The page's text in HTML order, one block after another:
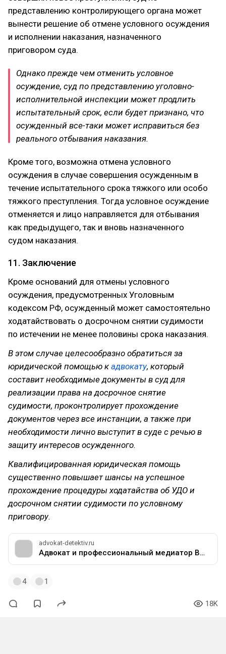
представлению контролирующего органа может
вынести решение об отмене условного осуждения
и исполнении наказания, назначенного
приговором суда.
Однако прежде чем отменить условное
осуждение, суд по представлению уголовно-
исполнительной инспекции может продлить
испытательный срок, если будет признано, что
осужденный все-таки может исправиться без
реального отбывания наказания.
Кроме того, возможна отмена условного
осуждения в случае совершения осужденным в
течение испытательного срока тяжкого или особо
тяжкого преступления. Тогда условное осуждение
отменяется и лицо направляется для отбывания
как предыдущего, так и вновь назначенного
судом наказания.
11. Заключение
Кроме оснований для отмены условного
осуждения, предусмотренных Уголовным
кодексом РФ, осужденный может самостоятельно
ходатайствовать о досрочном снятии судимости
по истечении не менее половины срока наказания.
В этом случае целесообразно обратиться за
юридической помощью к адвокату, который
составит необходимые документы в суд для
реализации права на досрочное снятие
судимости, проконтролирует прохождение
документов через все инстанции, а также при
необходимости лично выступит в суде с речью в
защиту интересов осужденного.
Квалифицированная юридическая помощь
существенно повышает шансы на успешное
прохождение процедуры ходатайства об УДО и
досрочном снятии судимости по условному
приговору.
advokat-detektiv.ru
Адвокат и профессиональный медиатор Валерий Вечканов – профессиональные услуги от лучшего адвоката-профессионального медиатора Москвы
4 1
18K